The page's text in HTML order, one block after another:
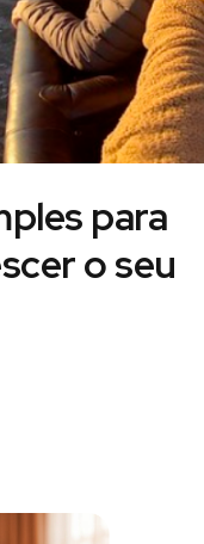
para
o seu